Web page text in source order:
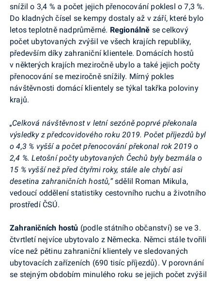
snížil o 3,4 % a počet jejich přenocování poklesl o 7,3 %.
Do kladných čísel se kempy dostaly až v září, které bylo
letos teplotně nadprůměrné. Regionálně se celkový
počet ubytovaných zvýšil ve všech krajích republiky,
především díky zahraniční klientele. Domácích hostů
v některých krajích meziročně ubylo a také jejich počty
přenocování se meziročně snížily. Mírný pokles
návštěvnosti domácí klientely se týkal takřka poloviny
krajů.
„Celková návštěvnost v letní sezóně poprvé překonala
výsledky zpředcovidového roku 2019. Počet příjezdů byl
o 4,3 % vyšší a počet přenocování překonal rok 2019 o
2,4 %. Letošní počty ubytovaných Čechů byly bezmála o
15 % vyšší než před čtyřmi roky, stále ale chybí asi
desetina zahraničních hostů,“sdělil Roman Mikula,
vedoucí oddělení statistiky cestovního ruchu a životního
prostředíČSÚ.
Zahraničních hostů (podle státního občanství) se ve 3.
čtvrtletí nejvíce ubytovalo z Německa. Němci stále tvořili
více než pětinu zahraniční klientely ve sledovaných
ubytovacích zařízeních (690 tisíc příjezdů). V porovnání
se stejným obdobím minulého roku se jejich počet zvýšil